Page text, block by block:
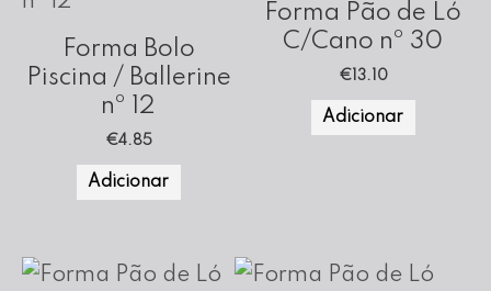
Forma Bolo
Piscina / Ballerine
nº 12
€4.85
Adicionar
Forma Pão de Ló
C/Cano nº 30
€13.10
Adicionar